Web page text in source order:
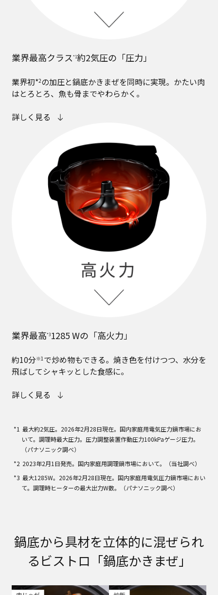
業界最高クラス*1約2気圧の「圧力」
業界初*2の加圧と鍋底かきまぜを同時に実現。かたい肉
はとろとろ、魚も骨までやわらかく。
詳しく見る
業界最高*31285 Wの「高火力」
約10分※1で炒め物もできる。焼き色を付けつつ、水分を
飛ばしてシャキッとした食感に。
詳しく見る
最大約2気圧。2026年2月28日現在。国内家庭用電気圧力鍋市場にお
いて。調理時最大圧力。圧力調整装置作動圧力100kPaゲージ圧力。
（パナソニック調べ）
2023年2月1日発売。国内家庭用調理鍋市場において。（当社調べ）
最大1285W。2026年2月28日現在。国内家庭用電気圧力鍋市場におい
て。調理時ヒーターの最大出力W数。（パナソニック調べ）
鍋底から具材を立体的に混ぜられ
るビストロ「鍋底かきまぜ」